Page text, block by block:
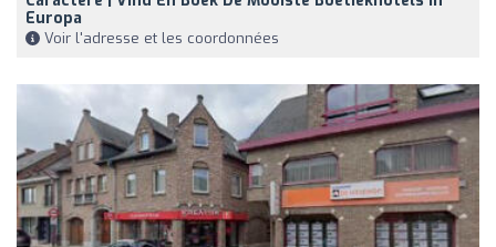
Europa
Voir l'adresse et les coordonnées